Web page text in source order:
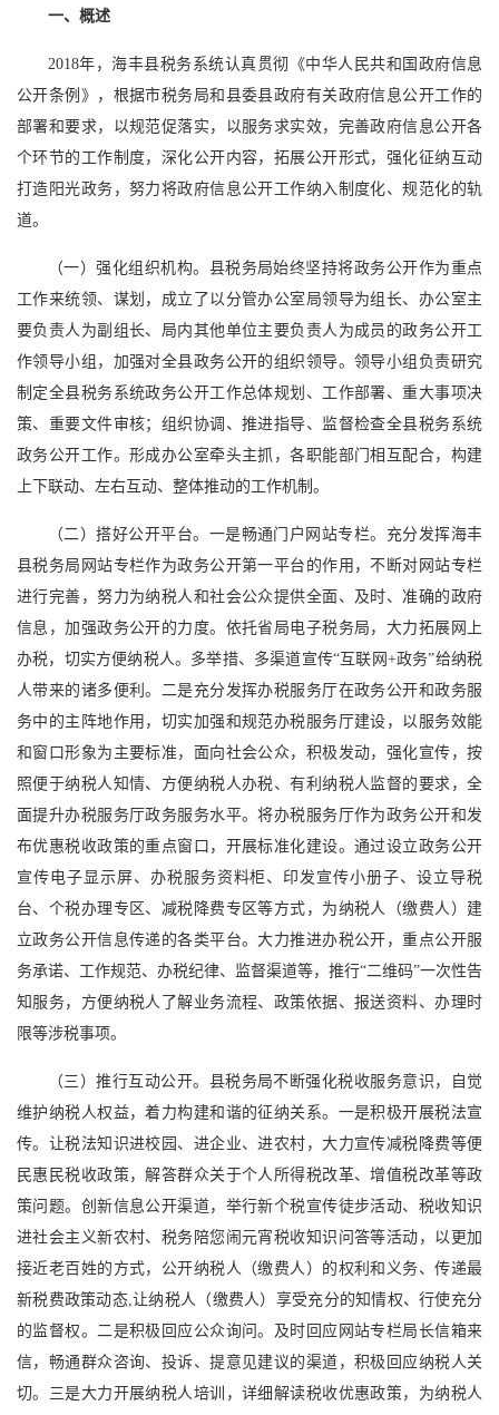
一、概述
2018年，海丰县税务系统认真贯彻《中华人民共和国政府信息
公开条例》，根据市税务局和县委县政府有关政府信息公开工作的
部署和要求，以规范促落实，以服务求实效，完善政府信息公开各
个环节的工作制度，深化公开内容，拓展公开形式，强化征纳互动
打造阳光政务，努力将政府信息公开工作纳入制度化、规范化的轨
道。
（一）强化组织机构。县税务局始终坚持将政务公开作为重点
工作来统领、谋划，成立了以分管办公室局领导为组长、办公室主
要负责人为副组长、局内其他单位主要负责人为成员的政务公开工
作领导小组，加强对全县政务公开的组织领导。领导小组负责研究
制定全县税务系统政务公开工作总体规划、工作部署、重大事项决
策、重要文件审核；组织协调、推进指导、监督检查全县税务系统
政务公开工作。形成办公室牵头主抓，各职能部门相互配合，构建
上下联动、左右互动、整体推动的工作机制。
（二）搭好公开平台。一是畅通门户网站专栏。充分发挥海丰
县税务局网站专栏作为政务公开第一平台的作用，不断对网站专栏
进行完善，努力为纳税人和社会公众提供全面、及时、准确的政府
信息，加强政务公开的力度。依托省局电子税务局，大力拓展网上
办税，切实方便纳税人。多举措、多渠道宣传“互联网+政务”给纳税
人带来的诸多便利。二是充分发挥办税服务厅在政务公开和政务服
务中的主阵地作用，切实加强和规范办税服务厅建设，以服务效能
和窗口形象为主要标准，面向社会公众，积极发动，强化宣传，按
照便于纳税人知情、方便纳税人办税、有利纳税人监督的要求，全
面提升办税服务厅政务服务水平。将办税服务厅作为政务公开和发
布优惠税收政策的重点窗口，开展标准化建设。通过设立政务公开
宣传电子显示屏、办税服务资料柜、印发宣传小册子、设立导税
台、个税办理专区、减税降费专区等方式，为纳税人（缴费人）建
立政务公开信息传递的各类平台。大力推进办税公开，重点公开服
务承诺、工作规范、办税纪律、监督渠道等，推行“二维码”一次性告
知服务，方便纳税人了解业务流程、政策依据、报送资料、办理时
限等涉税事项。
（三）推行互动公开。县税务局不断强化税收服务意识，自觉
维护纳税人权益，着力构建和谐的征纳关系。一是积极开展税法宣
传。让税法知识进校园、进企业、进农村，大力宣传减税降费等便
民惠民税收政策，解答群众关于个人所得税改革、增值税改革等政
策问题。创新信息公开渠道，举行新个税宣传徒步活动、税收知识
进社会主义新农村、税务陪您闹元宵税收知识问答等活动，以更加
接近老百姓的方式，公开纳税人（缴费人）的权利和义务、传递最
新税费政策动态,让纳税人（缴费人）享受充分的知情权、行使充分
的监督权。二是积极回应公众询问。及时回应网站专栏局长信箱来
信，畅通群众咨询、投诉、提意见建议的渠道，积极回应纳税人关
切。三是大力开展纳税人培训，详细解读税收优惠政策，为纳税人